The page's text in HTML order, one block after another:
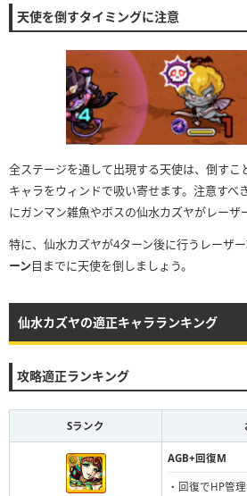
天使を倒すタイミングに注意
全ステージを通して出現する天使は、倒すこ
キャラをウィンドで吸い寄せます。注意すべ
にガンマン雑魚やボスの仙水カズヤがレーザ
特に、仙水カズヤが4ターン後に行うレーザー
ーン目までに天使を倒しましょう。
仙水カズヤの適正キャラランキング
攻略適正ランキング
Sランク
AGB+回復M
・回復でHP管